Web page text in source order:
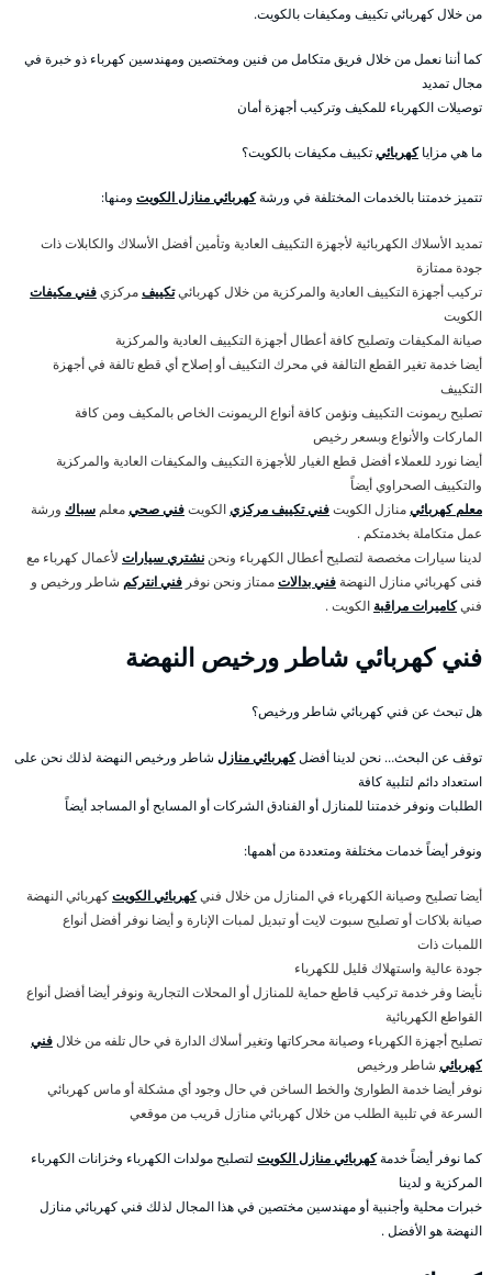
من خلال كهربائي تكييف ومكيفات بالكويت.
كما أننا نعمل من خلال فريق متكامل من فنين ومختصين ومهندسين كهرباء ذو خبرة في
مجال تمديد
توصيلات الكهرباء للمكيف وتركيب أجهزة أمان
ما هي مزاياكهربائيتكييف مكيفات بالكويت؟
تتميز خدمتنا بالخدمات المختلفة في ورشةكهربائي منازل الكويت ومنها:
تمديد الأسلاك الكهربائية لأجهزة التكييف العادية وتأمين أفضل الأسلاك والكابلات ذات
جودة ممتازة
تركيب أجهزة التكييف العادية والمركزية من خلال كهربائيتكييفمركزيفني مكيفات
الكويت
صيانة المكيفات وتصليح كافة أعطال أجهزة التكييف العادية والمركزية
أيضا خدمة تغير القطع التالفة في محرك التكييف أو إصلاح أي قطع تالفة في أجهزة
التكييف
تصليح ريمونت التكييف ونؤمن كافة أنواع الريمونت الخاص بالمكيف ومن كافة
الماركات والأنواع وبسعر رخيص
أيضا نورد للعملاء أفضل قطع الغيار للأجهزة التكييف والمكيفات العادية والمركزية
والتكييف الصحراوي أيضاً
معلم كهربائيمنازل الكويتفني تكييف مركزيالكويتفني صحيمعلم سباك ورشة
عمل متكاملة بخدمتكم .
لدينا سيارات مخصصة لتصليح أعطال الكهرباء ونحن نشتري سيارات لأعمال كهرباء مع
فنى كهربائي منازل النهضة فني بدالاتممتاز ونحن نوفر فني انتركم شاطر ورخيص و
فنيكاميرات مراقبة الكويت .
فني كهربائي شاطر ورخيص النهضة
هل تبحث عن فني كهربائي شاطر ورخيص؟
توقف عن البحث… نحن لدينا أفضلكهربائي منازل شاطر ورخيص النهضة لذلك نحن على
استعداد دائم لتلبية كافة
الطلبات ونوفر خدمتنا للمنازل أو الفنادق الشركات أو المسابح أو المساجد أيضاً
ونوفر أيضاً خدمات مختلفة ومتعددة من أهمها:
أيضا تصليح وصيانة الكهرباء في المنازل من خلال فنيكهربائي الكويتكهربائي النهضة
صيانة بلاكات أو تصليح سبوت لايت أو تبديل لمبات الإنارة و أيضا نوفر أفضل أنواع
اللمبات ذات
جودة عالية واستهلاك قليل للكهرباء
نأيضا وفر خدمة تركيب قاطع حماية للمنازل أو المحلات التجارية ونوفر أيضا أفضل أنواع
القواطع الكهربائية
تصليح أجهزة الكهرباء وصيانة محركاتها وتغير أسلاك الدارة في حال تلفه من خلالفني
كهربائي شاطر ورخيص
نوفر أيضا خدمة الطوارئ والخط الساخن في حال وجود أي مشكلة أو ماس كهربائي
السرعة في تلبية الطلب من خلال كهربائي منازل قريب من موقعي
كما نوفر أيضاً خدمةكهربائي منازل الكويت لتصليح مولدات الكهرباء وخزانات الكهرباء
المركزية و لدينا
خبرات محلية وأجنبية أو مهندسين مختصين في هذا المجال لذلك فني كهربائي منازل
النهضة هو الأفضل .